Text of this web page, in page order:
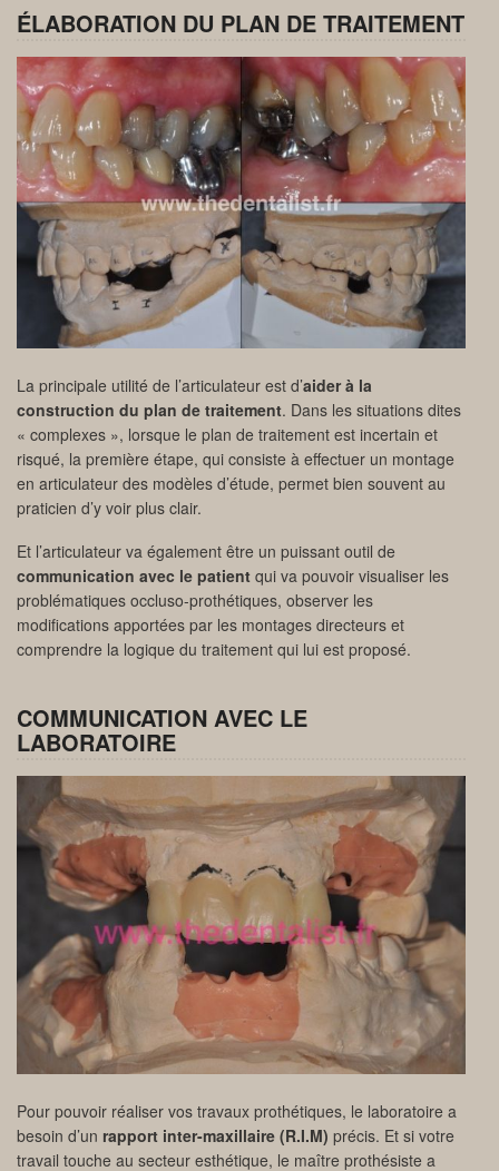
ÉLABORATION DU PLAN DE TRAITEMENT
La principale utilité de l’articulateur est d’aider à la
construction du plan de traitement. Dans les situations dites
« complexes », lorsque le plan de traitement est incertain et
risqué, la première étape, qui consiste à effectuer un montage
en articulateur des modèles d’étude, permet bien souvent au
praticien d’y voir plus clair.
Et l’articulateur va également être un puissant outil de
communication avec le patient qui va pouvoir visualiser les
problématiques occluso-prothétiques, observer les
modifications apportées par les montages directeurs et
comprendre la logique du traitement qui lui est proposé.
COMMUNICATION AVEC LE
LABORATOIRE
Pour pouvoir réaliser vos travaux prothétiques, le laboratoire a
besoin d’un rapport inter-maxillaire (R.I.M) précis. Et si votre
travail touche au secteur esthétique, le maître prothésiste a